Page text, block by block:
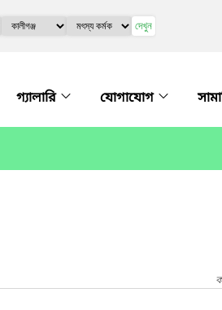
দেখুন
গ্যালারি যোগাযোগ